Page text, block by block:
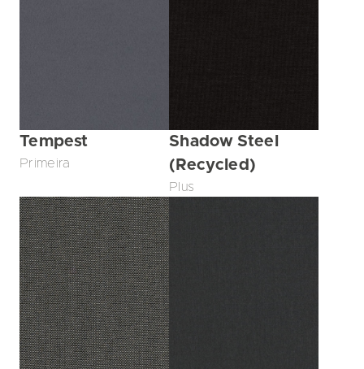
Tempest
Primeira
Shadow Steel
(Recycled)
Plus